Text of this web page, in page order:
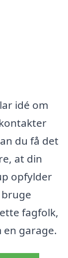
idé om
du få det
at din
opfylder
bruge
fagfolk,
garage.